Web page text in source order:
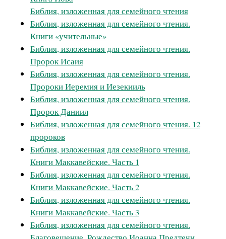
Библия, изложенная для семейного чтения
Библия, изложенная для семейного чтения.
Книги «учительные»
Библия, изложенная для семейного чтения.
Пророк Исаия
Библия, изложенная для семейного чтения.
Пророки Иеремия и Иезекииль
Библия, изложенная для семейного чтения.
Пророк Даниил
Библия, изложенная для семейного чтения. 12
пророков
Библия, изложенная для семейного чтения.
Книги Маккавейские. Часть 1
Библия, изложенная для семейного чтения.
Книги Маккавейские. Часть 2
Библия, изложенная для семейного чтения.
Книги Маккавейские. Часть 3
Библия, изложенная для семейного чтения.